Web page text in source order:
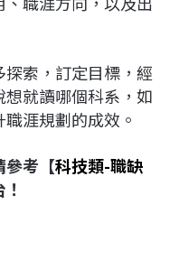
索，訂定目標，經
就讀哪個科系，如
涯規劃的成效。
參考【科技類-職缺